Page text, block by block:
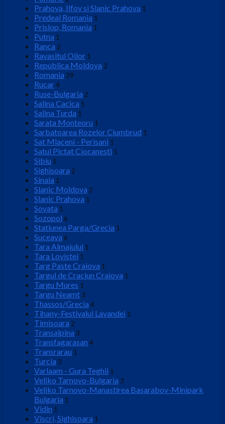
Prahova, Ilfov si Slanic Prahova 1
Predeal Romania 1
Prislop, Romania 1
Putna 1
Ranca 2
Ravasitul Oilor 1
Republica Moldova 2
Romania 29
Rucar4
Ruse-Bulgaria 2
Salina Cacica 1
Salina Turda 1
Sarata Monteoru 1
Sarbatoarea Rozelor Ciumbrud 1
Sat Mlaceni - Perisani 1
Satul Pictat Ciocanesti 1
Sibiu 5
Sighisoara 2
Sinaia 1
Slanic Moldova 2
Slanic Prahova 1
Sovata 1
Sozopol 6
Statiunea Parga/Grecia 1
Suceava 6
Tara Almajului 1
Tara Lovistei 1
Targ Paste Craiova 1
Targul de Craciun Craiova 1
Targu Mures 1
Targu Neamt3
Thassos/Grecia 4
Tihany-Festivalul Lavandei 1
Timisoara 2
Transalpina 3
Transfagarasan 4
Transrarau 1
Turcia 3
Varlaam - Gura Teghii 1
Veliko Tarnovo-Bulgaria 3
Veliko Tarnovo-Manastirea Basarabov-Minipark
Bulgaria 1
Vidin 1
Viscri, Sighisoara 1